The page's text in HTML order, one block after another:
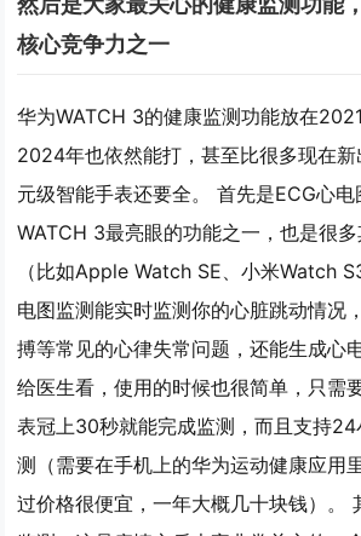
核心竞争力之一
华为WATCH 3的健康监测功能放在
2024年也依然能打，甚至比很多现在
元级智能手表还要全。 首先是ECG心
WATCH 3最亮眼的功能之一，也是很
（比如Apple Watch SE、小米Watch
电图监测能实时监测你的心脏跳动情况
搏等常见的心律失常问题，还能生成心
给医生看，使用的时候也很简单，只需
表冠上30秒就能完成监测，而且支持
测（需要在手机上的华为运动健康应用
过价格很便宜，一年大概几十块钱）。